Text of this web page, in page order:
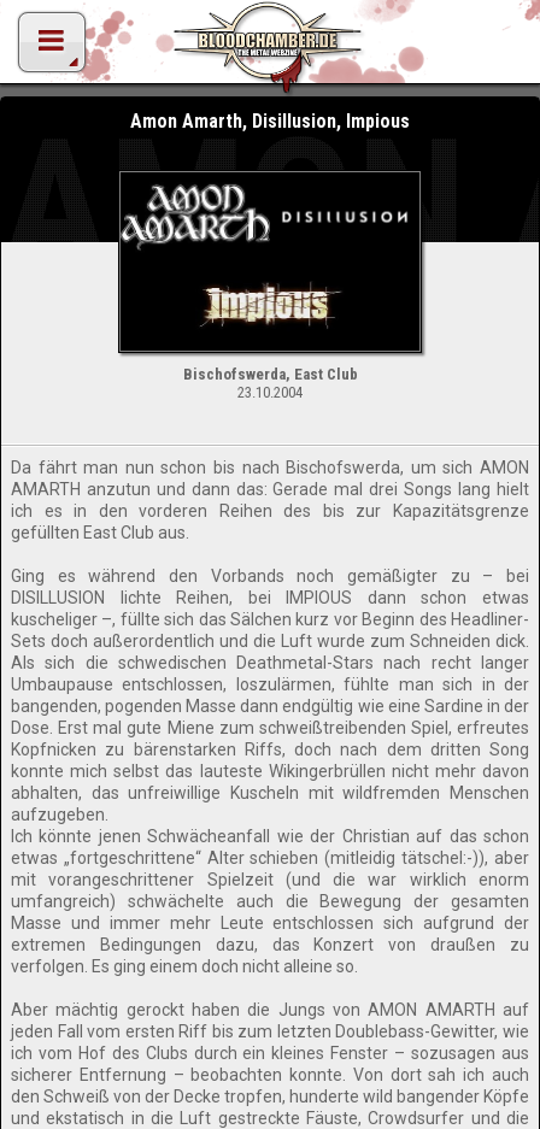
AMON
Amon Amarth, Disillusion, Impious
Bischofswerda, East Club
23.10.2004
Da fährt man nun schon bis nach Bischofswerda, um sich AMON
AMARTH anzutun und dann das: Gerade mal drei Songs lang hielt
ich es in den vorderen Reihen des bis zur Kapazitätsgrenze
gefüllten East Club aus.
Ging es während den Vorbands noch gemäßigter zu – bei
DISILLUSION lichte Reihen, bei IMPIOUS dann schon etwas
kuscheliger –, füllte sich das Sälchen kurz vor Beginn des Headliner-
Sets doch außerordentlich und die Luft wurde zum Schneiden dick.
Als sich die schwedischen Deathmetal-Stars nach recht langer
Umbaupause entschlossen, loszulärmen, fühlte man sich in der
bangenden, pogenden Masse dann endgültig wie eine Sardine in der
Dose. Erst mal gute Miene zum schweißtreibenden Spiel, erfreutes
Kopfnicken zu bärenstarken Riffs, doch nach dem dritten Song
konnte mich selbst das lauteste Wikingerbrüllen nicht mehr davon
abhalten, das unfreiwillige Kuscheln mit wildfremden Menschen
aufzugeben.
Ich könnte jenen Schwächeanfall wie der Christian auf das schon
etwas „fortgeschrittene“ Alter schieben (mitleidig tätschel:-)), aber
mit vorangeschrittener Spielzeit (und die war wirklich enorm
umfangreich) schwächelte auch die Bewegung der gesamten
Masse und immer mehr Leute entschlossen sich aufgrund der
extremen Bedingungen dazu, das Konzert von draußen zu
verfolgen. Es ging einem doch nicht alleine so.
Aber mächtig gerockt haben die Jungs von AMON AMARTH auf
jeden Fall vom ersten Riff bis zum letzten Doublebass-Gewitter, wie
ich vom Hof des Clubs durch ein kleines Fenster – sozusagen aus
sicherer Entfernung – beobachten konnte. Von dort sah ich auch
den Schweiß von der Decke tropfen, hunderte wild bangender Köpfe
und ekstatisch in die Luft gestreckte Fäuste, Crowdsurfer und die